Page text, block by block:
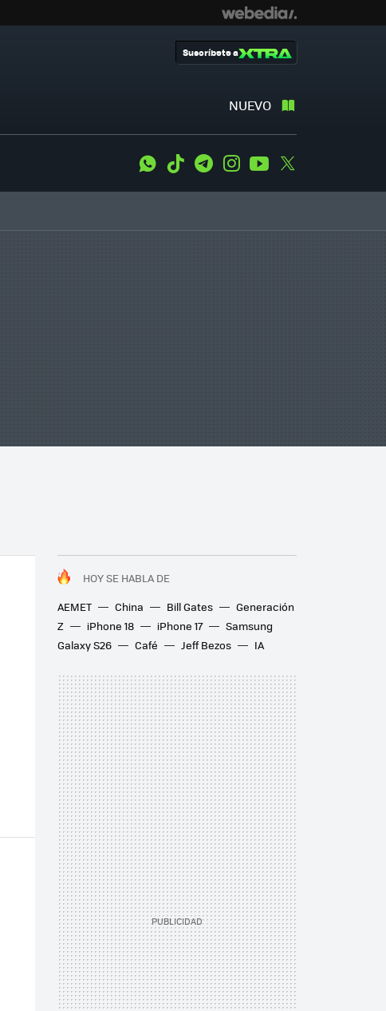
NUEVO
Suscríbete a
WhatsApp
Tiktok TelegramInstagramYoutube
HOY SE HABLA DE
AEMET
China Bill Gates
Generación
Z
iPhone 18 iPhone 17
Samsung
Galaxy S26
Café Jeff Bezos IA